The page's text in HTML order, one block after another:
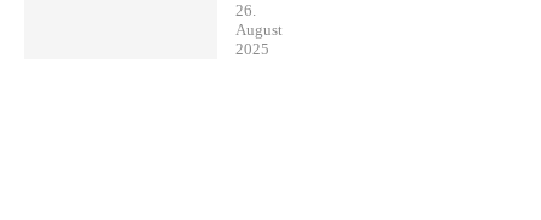
26.
August
2025